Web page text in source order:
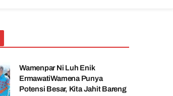
Wamenpar Ni Luh Enik
ErmawatiWamena Punya
Potensi Besar, Kita Jahit Bareng